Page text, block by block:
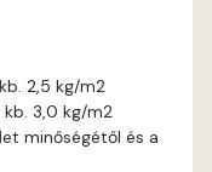
A
2,5 kg/m2
3,0 kg/m2
minőségétől és a